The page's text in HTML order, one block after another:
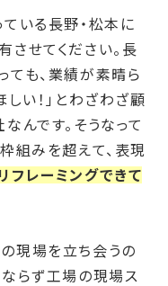
いる長野・松本に
せてください。長
も、業績が素晴ら
しい！」とわざわざ顧
んです。そうなって
組みを超えて、表現
フレーミングできて
現場を立ち会うの
らず工場の現場ス